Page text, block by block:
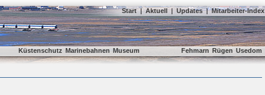
Start | Aktuell | Updates | Mitarbeiter-Index
Küstenschutz Marinebahnen Museum Fehmarn Rügen Usedom